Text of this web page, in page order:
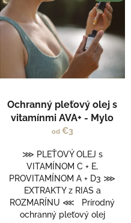
hodnotenie
produktu
je
z
5
hviezdičiek.
Ochranný pleťový olej s
vitamínmi AVA+ - Mylo
od€3
⋙ PLEŤOVÝ OLEJ s
VITAMÍNOM C + E,
PROVITAMÍNOM A + D3 ⋙
EXTRAKTY z RIAS a
ROZMARÍNU ⋘ Prírodný
ochranný pleťový olej